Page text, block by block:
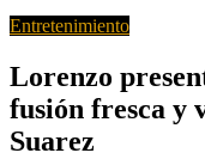
Entretenimiento
Lorenzo
fusión fresca y
Suarez